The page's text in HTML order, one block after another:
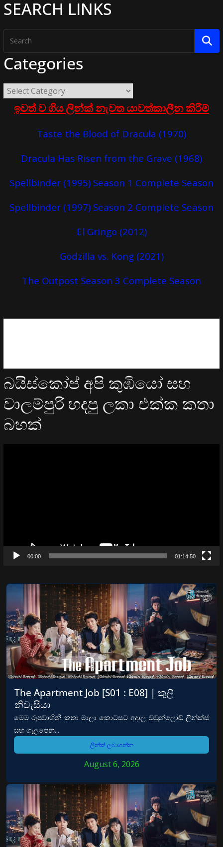
SEARCH LINKS
Categories
ඉවත් ව ගිය ලින්ක් නැවත යාවත්කාලීන කිරීම්
Taste the Blood of Dracula (1970)
Dracula Has Risen from the Grave (1968)
Spellbinder (1995) Season 1 Complete Season
Spellbinder (1997) Season 2 Complete Season
El Gringo (2012)
Godzilla vs. Kong (2021)
The Outpost Season 3 Complete Season
බයිස්කෝප් අපි කුඹියෝ සහ
වාලම්පුරි හදපු ලකා එක්ක කතා
බහක්
00:00 01:14:50
The Apartment Job [S01 : E08] | කුලී
නිවැසියා
මෙම රුපවාහිනී කතා මාලා කොටසට අදාල ඩවුන්ලෝඩ් ලින්ක්ස්
සහ ගැලපෙන...
ලින්ක් ලබාගන්න
August 6, 2026